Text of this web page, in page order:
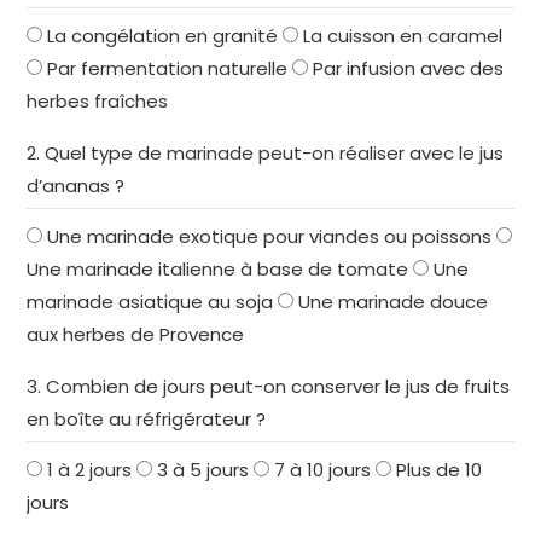
La congélation en granité
La cuisson en caramel
Par fermentation naturelle
Par infusion avec des
herbes fraîches
2. Quel type de marinade peut-on réaliser avec le jus
d’ananas ?
Une marinade exotique pour viandes ou poissons
Une marinade italienne à base de tomate
Une
marinade asiatique au soja
Une marinade douce
aux herbes de Provence
3. Combien de jours peut-on conserver le jus de fruits
en boîte au réfrigérateur ?
1 à 2 jours 3 à 5 jours 7 à 10 jours
Plus de 10
jours